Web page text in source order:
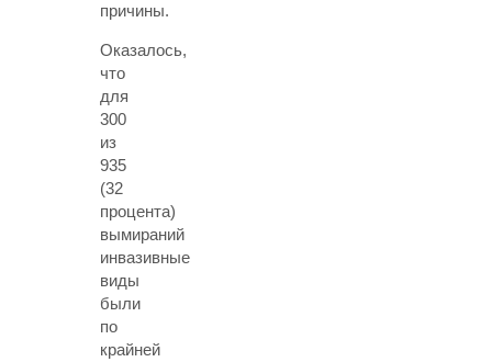
причины.
Оказалось,
что
для
300
из
935
(32
процента)
вымираний
инвазивные
виды
были
по
крайней